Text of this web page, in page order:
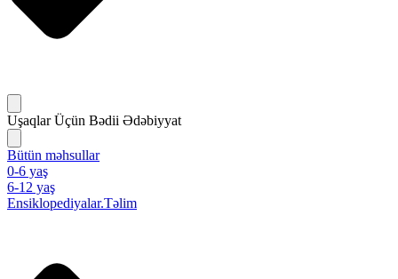
Uşaqlar Üçün Bədii Ədəbiyyat
Bütün məhsullar
0-6 yaş
6-12 yaş
Ensiklopediyalar.Təlim